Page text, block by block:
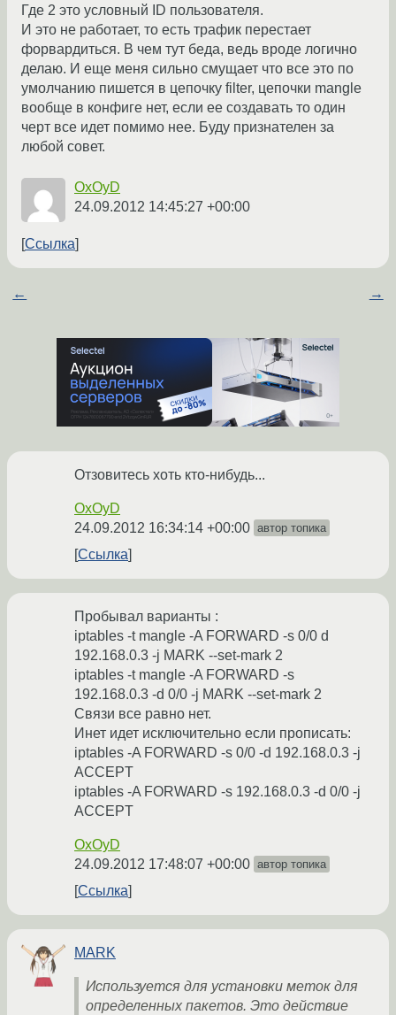
Где 2 это условный ID пользователя.
И это не работает, то есть трафик перестает
форвардиться. В чем тут беда, ведь вроде логично
делаю. И еще меня сильно смущает что все это по
умолчанию пишется в цепочку filter, цепочки mangle
вообще в конфиге нет, если ее создавать то один
черт все идет помимо нее. Буду признателен за
любой совет.
OxOyD
24.09.2012 14:45:27 +00:00
Ссылка
← →
Отзовитесь хоть кто-нибудь...
OxOyD
24.09.2012 16:34:14 +00:00 автор топика
Ссылка
Пробывал варианты :
iptables -t mangle -A FORWARD -s 0/0 d
192.168.0.3 -j MARK --set-mark 2
iptables -t mangle -A FORWARD -s
192.168.0.3 -d 0/0 -j MARK --set-mark 2
Связи все равно нет.
Инет идет исключительно если прописать:
iptables -A FORWARD -s 0/0 -d 192.168.0.3 -j
ACCEPT
iptables -A FORWARD -s 192.168.0.3 -d 0/0 -j
ACCEPT
OxOyD
24.09.2012 17:48:07 +00:00 автор топика
Ссылка
MARK
Используется для установки меток для
определенных пакетов. Это действие